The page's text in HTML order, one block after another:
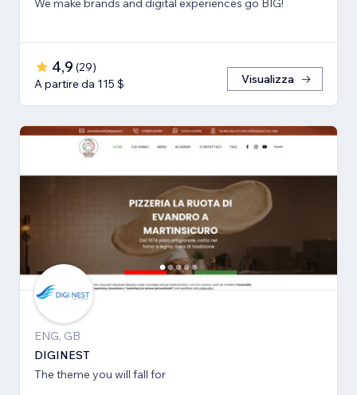
We make brands and digital experiences go BIG!
4,9 (29)
A partire da 115 $
Visualizza
ENG, GB
DIGINEST
The theme you will fall for